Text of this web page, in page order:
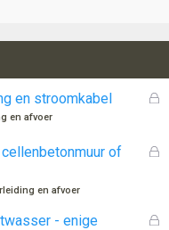
G
en stroomkabel
en afvoer
G
o
of
en afvoer
G
- enige